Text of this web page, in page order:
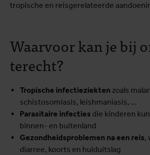
tropische en reisgerelateerde
Waarvoor kan je bij
terecht?
Tropische infectieziekten zoals
schistosomiasis, leishmaniasis, …
Parasitaire infecties die kinderen
binnen- en buitenland
Gezondheidsproblemen na een reis,
diarree, koorts en huiduitslag